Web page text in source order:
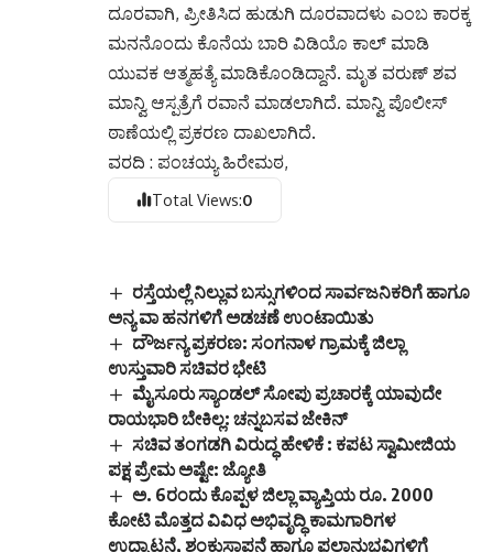
ದೂರವಾಗಿ, ಪ್ರೀತಿಸಿದ ಹುಡುಗಿ ದೂರವಾದಳು ಎಂಬ ಕಾರಕ್ಕ
ಮನನೊಂದು ಕೊನೆಯ ಬಾರಿ ವಿಡಿಯೊ ಕಾಲ್ ಮಾಡಿ
ಯುವಕ ಆತ್ಮಹತ್ಯೆ ಮಾಡಿಕೊಂಡಿದ್ದಾನೆ. ಮೃತ ವರುಣ್ ಶವ
ಮಾನ್ವಿ ಆಸ್ಪತ್ರೆಗೆ ರವಾನೆ ಮಾಡಲಾಗಿದೆ. ಮಾನ್ವಿ ಪೊಲೀಸ್
ಠಾಣೆಯಲ್ಲಿ ಪ್ರಕರಣ ದಾಖಲಾಗಿದೆ.
ವರದಿ : ಪಂಚಯ್ಯ ಹಿರೇಮಠ,
Total Views:0
ರಸ್ತೆಯಲ್ಲೆ ನಿಲ್ಲುವ ಬಸ್ಸುಗಳಿಂದ ಸಾರ್ವಜನಿಕರಿಗೆ ಹಾಗೂ
ಅನ್ಯ ವಾ ಹನಗಳಿಗೆ ಅಡಚಣೆ ಉಂಟಾಯಿತು
ದೌರ್ಜನ್ಯ ಪ್ರಕರಣ: ಸಂಗನಾಳ ಗ್ರಾಮಕ್ಕೆ ಜಿಲ್ಲಾ
ಉಸ್ತುವಾರಿ ಸಚಿವರ ಭೇಟಿ
ಮೈಸೂರು ಸ್ಯಾಂಡಲ್ ಸೋಪು ಪ್ರಚಾರಕ್ಕೆ ಯಾವುದೇ
ರಾಯಭಾರಿ ಬೇಕಿಲ್ಲ: ಚನ್ನಬಸವ ಜೇಕಿನ್
ಸಚಿವ ತಂಗಡಗಿ ವಿರುದ್ಧ ಹೇಳಿಕೆ : ಕಪಟ ಸ್ವಾಮೀಜಿಯ
ಪಕ್ಷ ಪ್ರೇಮ ಅಷ್ಟೇ: ಜ್ಯೋತಿ
ಅ. 6ರಂದು ಕೊಪ್ಪಳ ಜಿಲ್ಲಾ ವ್ಯಾಪ್ತಿಯ ರೂ. 2000
ಕೋಟಿ ಮೊತ್ತದ ವಿವಿಧ ಅಭಿವೃದ್ಧಿ ಕಾಮಗಾರಿಗಳ
ಉದ್ಘಾಟನೆ, ಶಂಕುಸ್ಥಾಪನೆ ಹಾಗೂ ಫಲಾನುಭವಿಗಳಿಗೆ